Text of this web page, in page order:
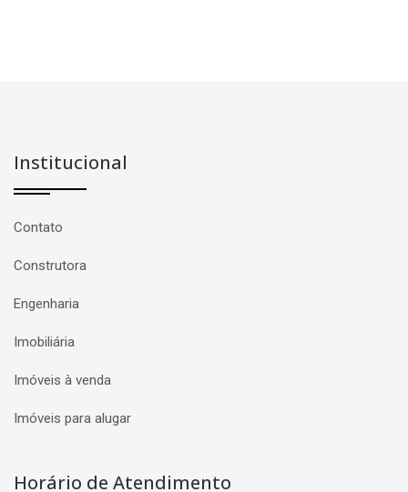
Institucional
Contato
Construtora
Engenharia
Imobiliária
Imóveis à venda
Imóveis para alugar
Horário de Atendimento